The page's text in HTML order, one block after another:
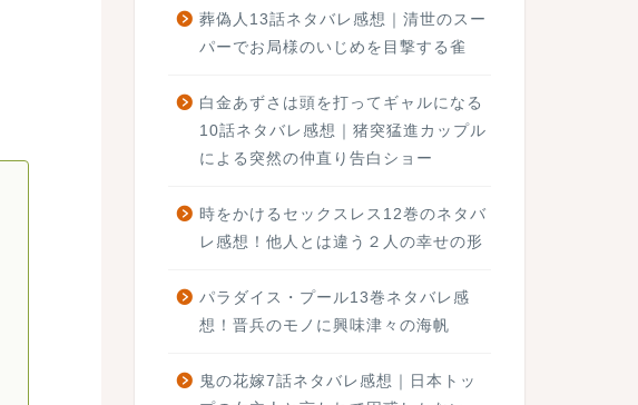
葬偽人13話ネタバレ感想｜清世のスー
パーでお局様のいじめを目撃する雀
白金あずさは頭を打ってギャルになる
10話ネタバレ感想｜猪突猛進カップル
による突然の仲直り告白ショー
時をかけるセックスレス12巻のネタバ
レ感想！他人とは違う２人の幸せの形
パラダイス・プール13巻ネタバレ感
想！晋兵のモノに興味津々の海帆
鬼の花嫁7話ネタバレ感想｜日本トッ